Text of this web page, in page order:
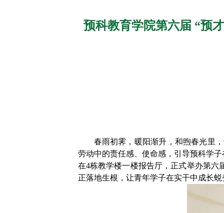
预科教育学院第六届 “预
春雨初霁，暖阳渐升，和煦春光里
劳动中的责任感、使命感，引导预科学
在4栋教学楼一楼报告厅，正式举办第六
正落地生根，让青年学子在实干中成长蜕